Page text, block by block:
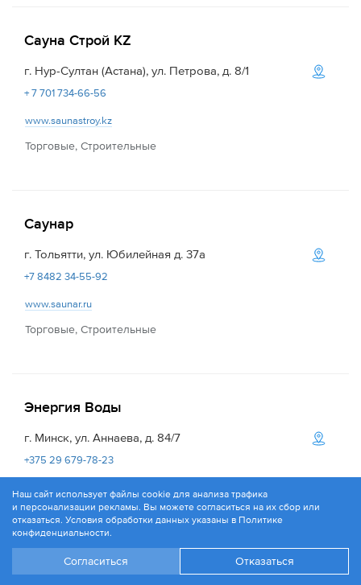
Сауна Строй KZ
г. Нур-Султан (Астана), ул. Петрова, д. 8/1
+ 7 701 734-66-56
www.saunastroy.kz
Торговые, Строительные
Саунар
г. Тольятти, ул. Юбилейная д. 37а
+7 8482 34-55-92
www.saunar.ru
Торговые, Строительные
Энергия Воды
г. Минск, ул. Аннаева, д. 84/7
+375 29 679-78-23
Торговые, Строительные
Наш сайт использует файлы cookie для анализа трафика
и персонализации рекламы. Вы можете согласиться на их сбор или
отказаться. Условия обработки данных указаны в Политике
конфиденциальности.
Согласиться Отказаться